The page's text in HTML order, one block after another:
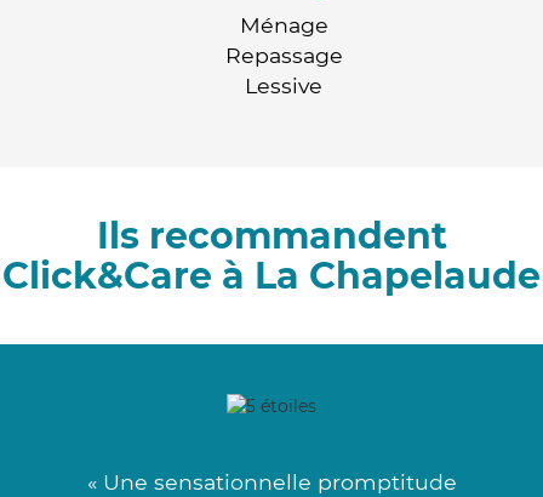
Ménage
Repassage
Lessive
Ils recommandent
Click&Care à La Chapelaude
« Une sensationnelle promptitude